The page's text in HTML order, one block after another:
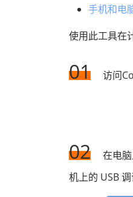
手机和电
使用此工具在
01 访问
02
在电
机上的 USB 调